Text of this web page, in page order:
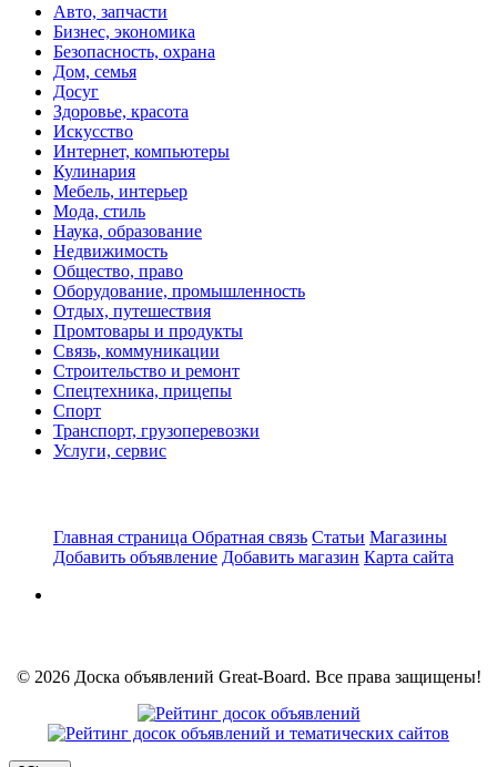
Авто, запчасти
Бизнес, экономика
Безопасность, охрана
Дом, семья
Досуг
Здоровье, красота
Искусство
Интернет, компьютеры
Кулинария
Мебель, интерьер
Мода, стиль
Наука, образование
Недвижимость
Общество, право
Оборудование, промышленность
Отдых, путешествия
Промтовары и продукты
Связь, коммуникации
Строительство и ремонт
Спецтехника, прицепы
Спорт
Транспорт, грузоперевозки
Услуги, сервис
Главная страница Обратная связь Статьи Магазины
Добавить объявление Добавить магазин Карта сайта
© 2026 Доска объявлений Great-Board. Все права защищены!